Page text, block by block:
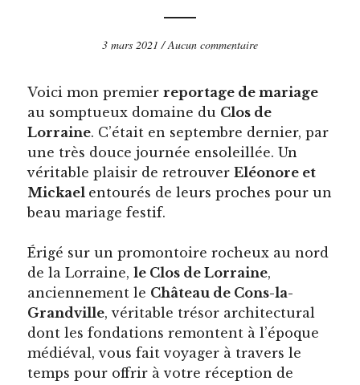
3 mars 2021/Aucun commentaire
Voici mon premierreportage de mariage
au somptueux domaine du Clos de
Lorraine. C’était en septembre dernier, par
une très douce journée ensoleillée. Un
véritable plaisir de retrouverEléonore et
Mickael entourés de leurs proches pour un
beau mariage festif.
Érigé sur un promontoire rocheux au nord
de la Lorraine,le Clos de Lorraine,
anciennement le Château de Cons-la-
Grandville, véritable trésor architectural
dont les fondations remontent à l’époque
médiéval, vous fait voyager à travers le
temps pour offrir à votre réception de